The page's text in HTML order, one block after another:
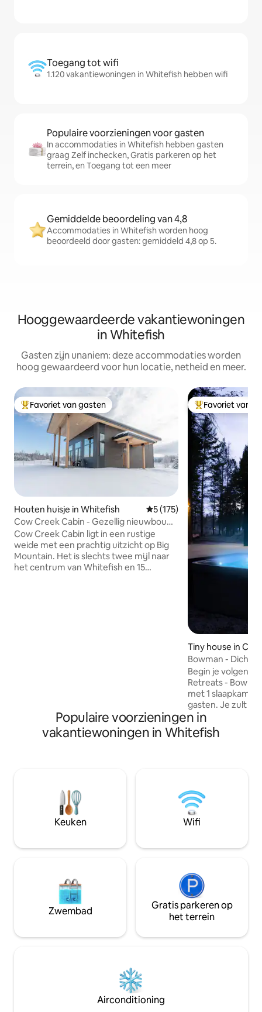
Toegang tot wifi
1.120 vakantiewoningen in Whitefish hebben wifi
Populaire voorzieningen voor gasten
In accommodaties in Whitefish hebben gasten
graag Zelf inchecken, Gratis parkeren op het
terrein, en Toegang tot een meer
Gemiddelde beoordeling van 4,8
Accommodaties in Whitefish worden hoog
beoordeeld door gasten: gemiddeld 4,8 op 5.
Hooggewaardeerde vakantiewoningen
in Whitefish
Gasten zijn unaniem: deze accommodaties worden
hoog gewaardeerd voor hun locatie, netheid en meer.
Topfavoriet van gasten
Favoriet van gasten
Houten huisje in Whitefish Gemiddelde beoordeling
5 (175)
Cow Creek Cabin - Gezellig nieuwbouw
met uitzicht op de bergen
Cow Creek Cabin ligt in een rustige
weide met een prachtig uitzicht op Big
Mountain. Het is slechts twee mijl naar
het centrum van Whitefish en 15
Topfavoriet van
Favoriet van
Tiny house in
Bowman -
Begin je
Retreats -
met 1
gasten. Je zult
een ongelooflijk
kamerhoge
ontworpen
het verkennen
en andere activiteiten.
vuur, ontspan in
geniet van de
Populaire voorzieningen in
vakantiewoningen in Whitefish
Keuken Wifi
Zwembad
Gratis parkeren op
het terrein
Airconditioning